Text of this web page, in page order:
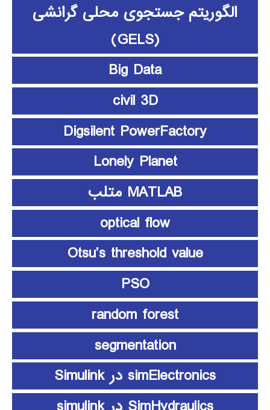
الگوریتم جستجوی محلی گرانشی
(GELS)
Big Data
civil 3D
Digsilent PowerFactory
Lonely Planet
MATLAB متلب
optical flow
Otsu’s threshold value
PSO
random forest
segmentation
simElectronics در Simulink